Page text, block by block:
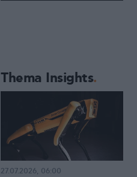
Thema Insights
27.07.2026, 06:00